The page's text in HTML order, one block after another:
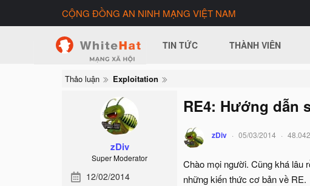
CỘNG ĐỒNG AN NINH MẠNG VIỆT NAM
TIN TỨC THÀNH VIÊN
Thảo luận Exploitation
zDiv
Super Moderator
12/02/2014
RE4: Hướng dẫn
zDiv 05/03/2014
Chào mọi người. Cũng khá lâu
những kiến thức cơ bản về RE.